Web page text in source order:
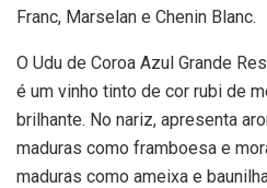
Franc, Marselan e Chenin Blanc.
O Udu de Coroa Azul Grande
é um vinho tinto de cor rubi de
brilhante. No nariz, apresenta
maduras como framboesa e
maduras como ameixa e